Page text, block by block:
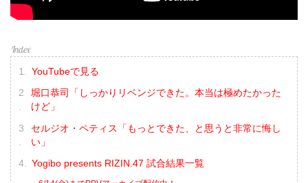
YouTubeで見る
堀口恭司「しっかりリベンジできた。本当は極めたかった
けど」
セルジオ・ペティス「もっとできた、と思うと非常に悔し
い」
Yogibo presents RIZIN.47 試合結果一覧